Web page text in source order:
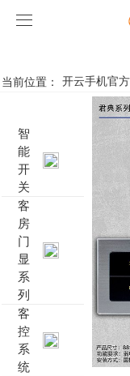
开云手机官方
智能开关
名典系
雅典系
轻典系
怡典系
智典系
客房门显系列
标准86
标准带
非标定
客控系
客控系
客控系
电动窗帘
无线开
特色产品
壁龛式
开云手机官方网站
开云手机官方
开云手机官方网
当前位置： 开云手机官
智
能
开
关
客
房
门
显
系
列
客
控
系
统